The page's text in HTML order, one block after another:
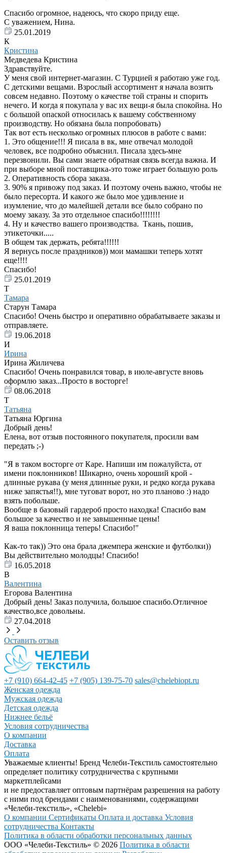
Спасибо огромное, надеюсь, что скоро приду еще.
С уважением, Нина.
25.01.2019
К
Кристина
Медведева Кристина
Здравствуйте.
У меня свой интернет-магазин. С Турцией я работаю уже год.
С детскими вещами. Взрослый ассортимент я начала возить
совсем недавно. Поэтому о качестве той страны и спорить
нечего. И когда я покупала у вас их вещи-я была спокойна. Но
с большой опаской относилась к вашему собственному
производству. Но обязана была попробовать)
Так вот есть несколько огромных плюсов в работе с вами:
1. Это общение!!! Я писала в вк, мне отвечал молодой
человек, все подробно объяснил. Писала здесь-мне
перезвонили. Вы сами знаете обратная связь всегда важна. И
при выборе мной поставщика-это тоже играет большую роль
2. Оперативность сбора заказа.
3. 90% я привожу под заказ. И поэтому очень важно, чтобы не
было пересорта. И какого же было мое удивление и
изумление, что до малейшей детали все было собрано по
моему заказу. За это отдельное спасибо!!!!!!!!
4. Ну и качество вашего производства. Ткань, пошив,
этикеточки.....
В общем так держать, ребята!!!!!!
Я вернусь после праздников)) мои мамашки теперь хотят
еще!!!!
Спасибо!
25.01.2019
Т
Тамара
Старун Тамара
Спасибо! Очень быстро и оперативно обрабатываете заказы и
отправляете.
19.06.2018
И
Ирина
Ирина Жиличева
Спасибо! Очень понравился товар, в июле-августе вновь
оформлю заказ...Просто в восторге!
08.06.2018
Т
Татьяна
Татьяна Юргина
Добрый день!
Елена, вот отзыв постоянного покупателя, просили вам
передать ;-)
"Я в таком восторге от Каре. Напиши им пожалуйста, от
имени поклонников! Шикарно, очень хороший крой -
длинные рукава (у меня длинные руки, и редко когда рукава
ниже запястья!!), мне туговат ворот, но это планово :) надо
взять побольше.
Вообще в базовый гардероб просто находка! Спасибо вам
большое за качество и не завышенные цены!
Я ваша поклонница теперь! Спасибо!"
Как-то так)) Это она брала джемпера женские и футболки))
Вы действительно молодцы! Спасибо!
16.05.2018
В
Валентина
Егорова Валентина
Добрый день! Заказ получила, большое спасибо.Отличное
качество,все довольны.
27.04.2018
Оставить отзыв
+7 (910) 664-42-45 +7 (905) 139-75-70 sales@chelebiopt.ru
Женская одежда
Мужская одежда
Детская одежда
Нижнее бельё
Условия сотрудничества
О компании
Доставка
Оплата
Уважаемые клиенты! Бренд Челеби-Текстиль самостоятельно
определяет политику сотрудничества с крупными
маркетплейсами
и не предоставляет оптовым партнёрам разрешения на работу
с ними под брендами с наименованиями, содержащими
«Челеби-текстиль», «Chelebi»
О компании Сертификаты Оплата и доставка Условия
сотрудничества Контакты
Политика в области обработки персональных данных
ООО «Челеби-Текстиль» © 2026 Политика в области